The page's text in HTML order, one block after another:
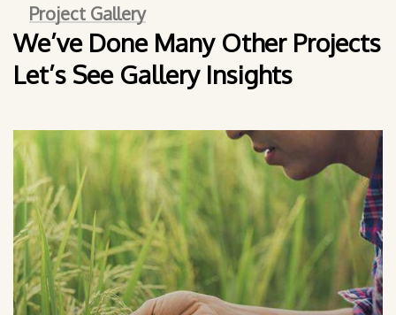
Project Gallery
We’ve Done Many Other Projects
Let’s See Gallery Insights